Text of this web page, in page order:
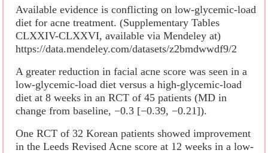
Available evidence is conflicting on low-glycemic-load
diet for acne treatment. (Supplementary Tables
CLXXIV-CLXXVI, available via Mendeley at)
https://data.mendeley.com/datasets/z2bmdwwdf9/2
A greater reduction in facial acne score was seen in a
low-glycemic-load diet versus a high-glycemic-load
diet at 8 weeks in an RCT of 45 patients (MD in
change from baseline, −0.3 [−0.39, −0.21]).
One RCT of 32 Korean patients showed improvement
in the Leeds Revised Acne score at 12 weeks in a low-